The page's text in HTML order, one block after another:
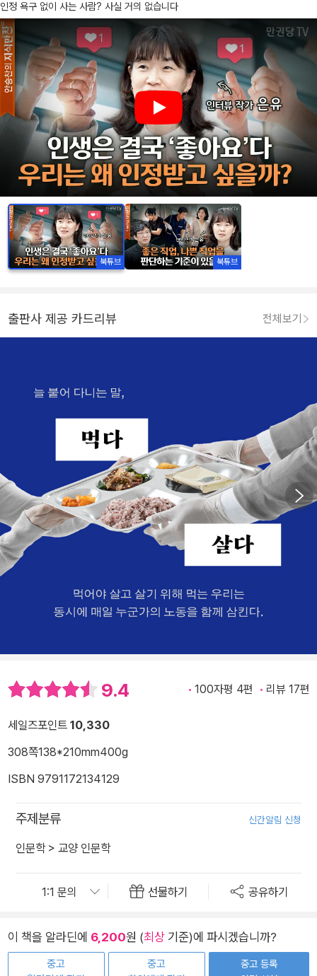
인정 욕구 없이 사는 사람? 사실 거의 없습니다
Play
북튜브 북튜브
출판사 제공 카드리뷰 전체보기
9.4 100자평 4편 리뷰 17편
세일즈포인트 10,330
308쪽138*210mm400g
ISBN 9791172134129
주제분류 신간알림 신청
인문학> 교양 인문학
선물하기 공유하기
이 책을 알라딘에 6,200원 (최상 기준)에 파시겠습니까?
중고
중고
중고 등록